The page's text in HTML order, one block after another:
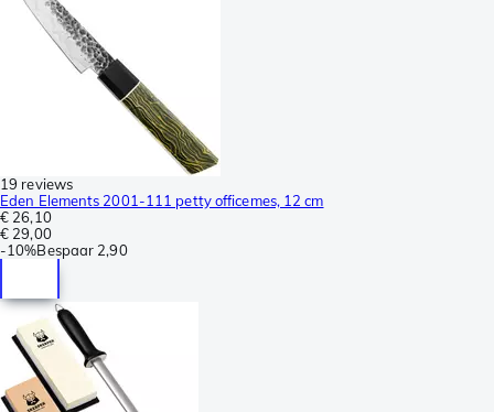
19 reviews
Eden Elements 2001-111 petty officemes, 12 cm
€ 26,10
€ 29,00
-10%Bespaar 2,90